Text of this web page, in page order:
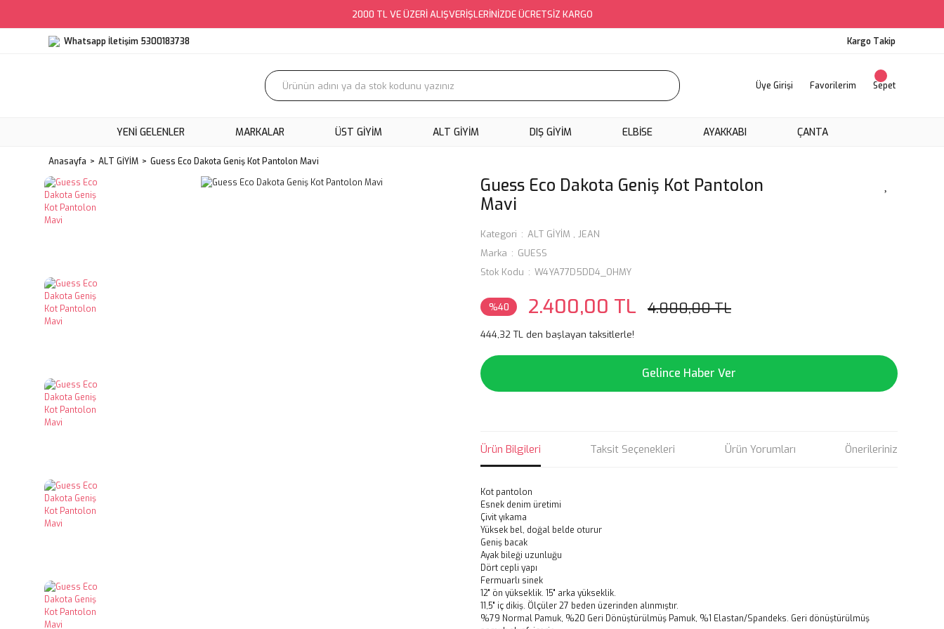
2000 TL VE ÜZERİ ALIŞVERİŞLERİNİZDE ÜCRETSİZ KARGO
Whatsapp İletişim 5300183738 Kargo Takip
Üye Girişi Favorilerim Sepet
YENI GELENLER MARKALAR ÜST GİYİM ALT GİYİM DIŞ GİYİM ELBİSE AYAKKABI ÇANTA
Anasayfa ALT GİYİM Guess Eco Dakota Geniş Kot Pantolon Mavi
Guess Eco Dakota Geniş Kot Pantolon
Mavi
Kategori ALT GİYİM , JEAN
Marka
GUESS
Stok Kodu
W4YA77D5DD4_OHMY
%40 2.400,00 TL 4.000,00 TL
444,32 TL den başlayan taksitlerle!
Gelince Haber Ver
Ürün Bilgileri Taksit Seçenekleri Ürün Yorumları Önerileriniz
Kot pantolon
Esnek denim üretimi
Çivit yıkama
Yüksek bel, doğal belde oturur
Geniş bacak
Ayak bileği uzunluğu
Dört cepli yapı
Fermuarlı sinek
12" ön yükseklik. 15" arka yükseklik.
11,5" iç dikiş. Ölçüler 27 beden üzerinden alınmıştır.
%79 Normal Pamuk, %20 Geri Dönüştürülmüş Pamuk, %1 Elastan/Spandeks. Geri dönüştürülmüş